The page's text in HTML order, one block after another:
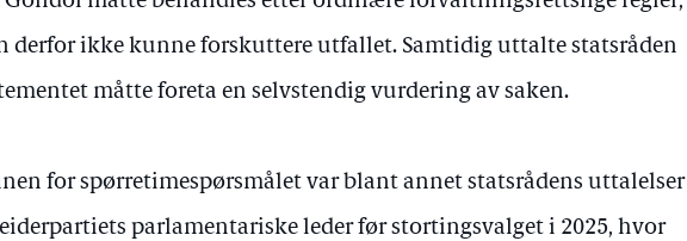
derfor ikke kunne forskuttere utfallet. Samtidig uttalte statsråden
måtte foreta en selvstendig vurdering av saken.
for spørretimespørsmålet var blant annet statsrådens uttalelser
parlamentariske leder før stortingsvalget i 2025, hvor